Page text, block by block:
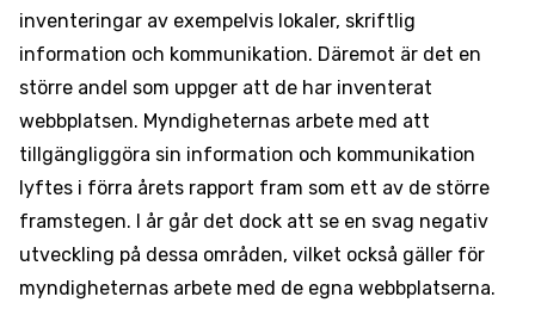
inventeringar av exempelvis lokaler, skriftlig
information och kommunikation. Däremot är det en
större andel som uppger att de har inventerat
webbplatsen. Myndigheternas arbete med att
tillgängliggöra sin information och kommunikation
lyftes i förra årets rapport fram som ett av de större
framstegen. I år går det dock att se en svag negativ
utveckling på dessa områden, vilket också gäller för
myndigheternas arbete med de egna webbplatserna.